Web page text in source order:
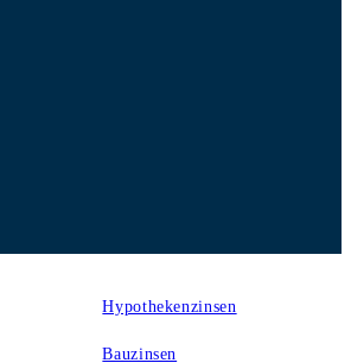
Hypothekenzinsen
Bauzinsen